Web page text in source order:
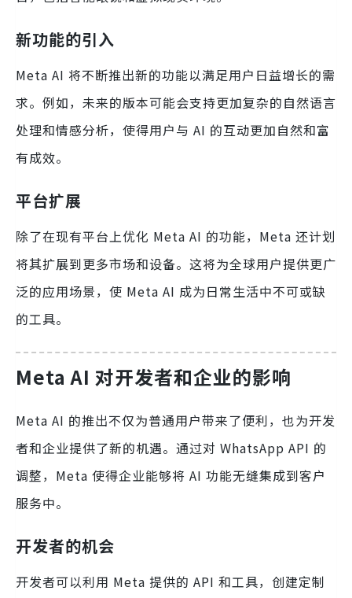
新功能的引入
Meta AI 将不断推出新的功能以满足用户日益增长的需
求。例如，未来的版本可能会支持更加复杂的自然语言
处理和情感分析，使得用户与 AI 的互动更加自然和富
有成效。
平台扩展
除了在现有平台上优化 Meta AI 的功能，Meta 还计划
将其扩展到更多市场和设备。这将为全球用户提供更广
泛的应用场景，使 Meta AI 成为日常生活中不可或缺
的工具。
Meta AI 对开发者和企业的影响
Meta AI 的推出不仅为普通用户带来了便利，也为开发
者和企业提供了新的机遇。通过对 WhatsApp API 的
调整，Meta 使得企业能够将 AI 功能无缝集成到客户
服务中。
开发者的机会
开发者可以利用 Meta 提供的 API 和工具，创建定制